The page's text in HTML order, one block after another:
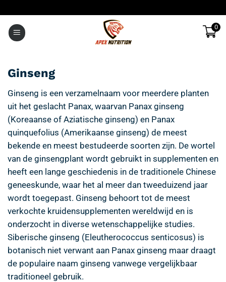
inhoud
0
Ginseng
Ginseng is een verzamelnaam voor meerdere planten
uit het geslacht Panax, waarvan Panax ginseng
(Koreaanse of Aziatische ginseng) en Panax
quinquefolius (Amerikaanse ginseng) de meest
bekende en meest bestudeerde soorten zijn. De wortel
van de ginsengplant wordt gebruikt in supplementen en
heeft een lange geschiedenis in de traditionele Chinese
geneeskunde, waar het al meer dan tweeduizend jaar
wordt toegepast. Ginseng behoort tot de meest
verkochte kruidensupplementen wereldwijd en is
onderzocht in diverse wetenschappelijke studies.
Siberische ginseng (Eleutherococcus senticosus) is
botanisch niet verwant aan Panax ginseng maar draagt
de populaire naam ginseng vanwege vergelijkbaar
traditioneel gebruik.